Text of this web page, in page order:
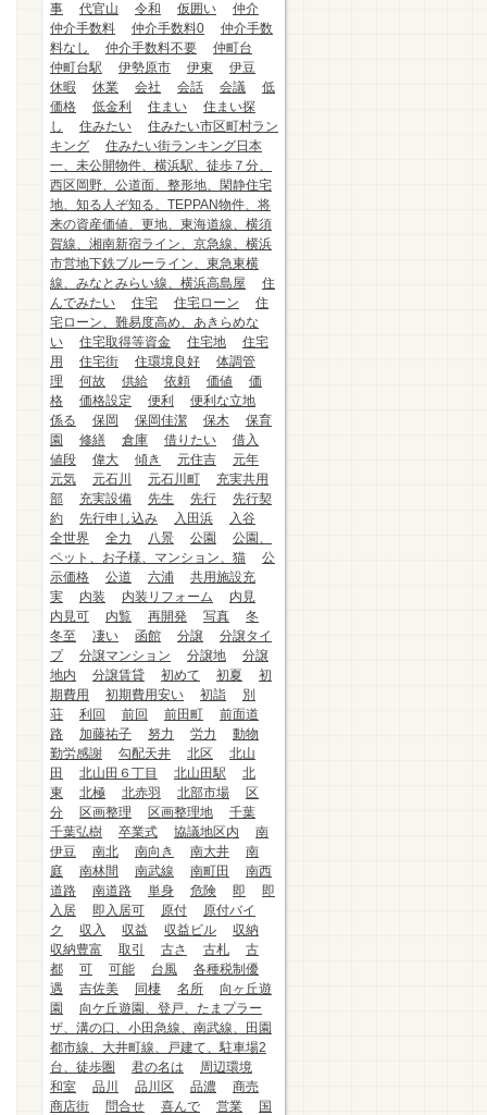
事
代官山 令和 仮囲い
仲介
仲介手数料
仲介手数料0
仲介手数
料なし
仲介手数料不要
仲町台
仲町台駅
伊勢原市 伊東
伊豆
休暇
休業 会社 会話 会議
低
価格
低金利 住まい
住まい探
し
住みたい
住みたい市区町村ラン
キング
住みたい街ランキング日本
一、未公開物件、横浜駅、徒歩７分、
西区岡野、公道面、整形地、閑静住宅
地、知る人ぞ知る、TEPPAN物件、将
来の資産価値、更地、東海道線、横須
賀線、湘南新宿ライン、京急線、横浜
市営地下鉄ブルーライン、東急東横
線、みなとみらい線、横浜高島屋
住
んでみたい
住宅 住宅ローン
住
宅ローン、難易度高め、あきらめな
い
住宅取得等資金 住宅地
住宅
用
住宅街 住環境良好
体調管
理
何故 供給 依頼 価値
価
格
価格設定 便利
便利な立地
係る
保岡 保岡佳潔 保木
保育
園
修繕 倉庫 借りたい
借入
値段
偉大 傾き 元住吉
元年
元気
元石川 元石川町
充実共用
部
充実設備 先生 先行
先行契
約
先行申し込み 入田浜
入谷
全世界
全力 八景 公園
公園、
ペット、お子様、マンション、猫
公
示価格
公道 六浦
共用施設充
実
内装 内装リフォーム
内見
内見可
内覧 再開発 写真
冬
冬至
凄い 函館 分譲
分譲タイ
プ
分譲マンション 分譲地
分譲
地内
分譲賃貸 初めて 初夏
初
期費用
初期費用安い 初詣
別
荘
利回 前回 前田町
前面道
路
加藤祐子 努力 労力
動物
勤労感謝
勾配天井 北区
北山
田
北山田６丁目 北山田駅
北
東
北極 北赤羽 北部市場
区
分
区画整理 区画整理地
千葉
千葉弘樹
卒業式 協議地区内
南
伊豆
南北 南向き 南大井
南
庭
南林間 南武線 南町田
南西
道路
南道路 単身 危険 即
即
入居
即入居可 原付
原付バイ
ク
収入 収益 収益ビル
収納
収納豊富
取引 古さ 古札
古
都
可 可能 台風
各種税制優
遇
吉佐美 同棲 名所
向ヶ丘遊
園
向ケ丘遊園、登戸、たまプラー
ザ、溝の口、小田急線、南武線、田園
都市線、大井町線、戸建て、駐車場2
台、徒歩圏
君の名は
周辺環境
和室
品川 品川区 品濃
商売
商店街
問合せ 喜んで 営業
国